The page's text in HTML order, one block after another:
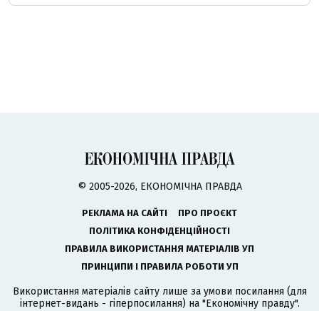
© 2005-2026, ЕКОНОМІЧНА ПРАВДА
РЕКЛАМА НА САЙТІ
ПРО ПРОЄКТ
ПОЛІТИКА КОНФІДЕНЦІЙНОСТІ
ПРАВИЛА ВИКОРИСТАННЯ МАТЕРІАЛІВ УП
ПРИНЦИПИ І ПРАВИЛА РОБОТИ УП
Використання матеріалів сайту лише за умови посилання (для
інтернет-видань - гіперпосилання) на "Економічну правду".